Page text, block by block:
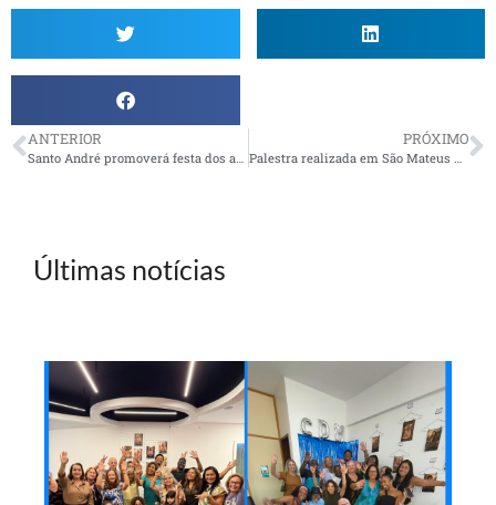
ANTERIOR PRÓXIMO
Últimas notícias